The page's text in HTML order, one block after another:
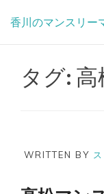
香川のマンスリー
タグ: 高
WRITTEN BY